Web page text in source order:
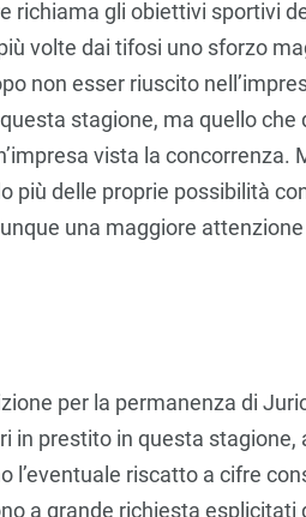
richiama gli obiettivi sportivi
volte dai tifosi uno sforzo
non esser riuscito
stagione, ma quello
vista la concorrenza.
più delle proprie possibilità
una maggiore
per la permanenza di
in prestito in questa stagione,
l’eventuale riscatto a cifre
a grande richiesta esplicitati